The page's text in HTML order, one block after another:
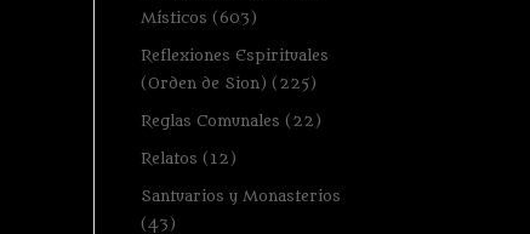
Místicos (603)
Reflexiones Espirituales
(Orden de Sion) (225)
Reglas Comunales (22)
Relatos (12)
Santuarios y Monasterios
(43)